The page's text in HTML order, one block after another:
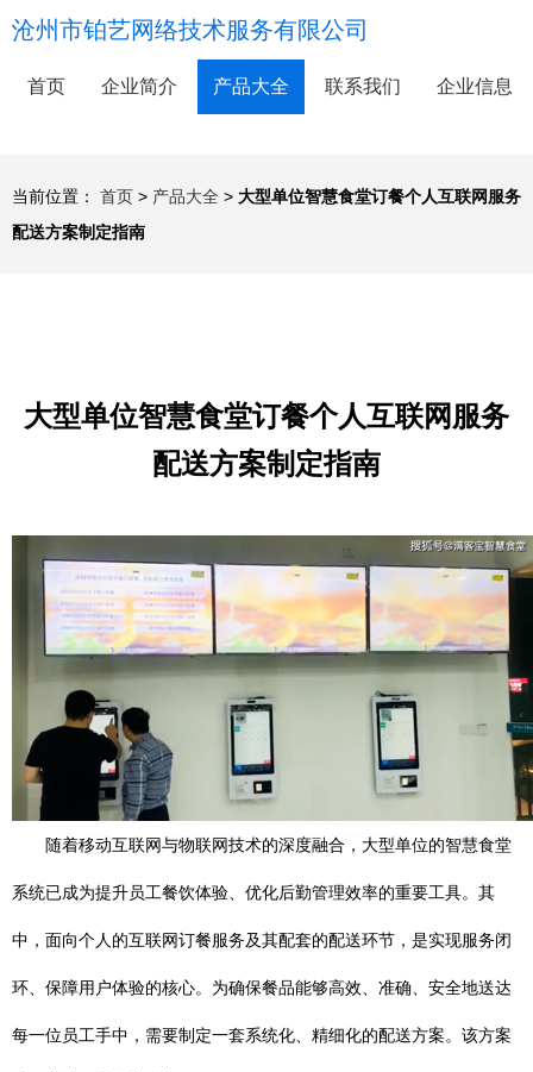
沧州市铂艺网络技术服务有限公司
首页 企业简介 产品大全 联系我们 企业信息
当前位置： 首页 > 产品大全 > 大型单位智慧食堂订餐个人互联网服务
配送方案制定指南
大型单位智慧食堂订餐个人互联网服务
配送方案制定指南
随着移动互联网与物联网技术的深度融合，大型单位的智慧食堂
系统已成为提升员工餐饮体验、优化后勤管理效率的重要工具。其
中，面向个人的互联网订餐服务及其配套的配送环节，是实现服务闭
环、保障用户体验的核心。为确保餐品能够高效、准确、安全地送达
每一位员工手中，需要制定一套系统化、精细化的配送方案。该方案